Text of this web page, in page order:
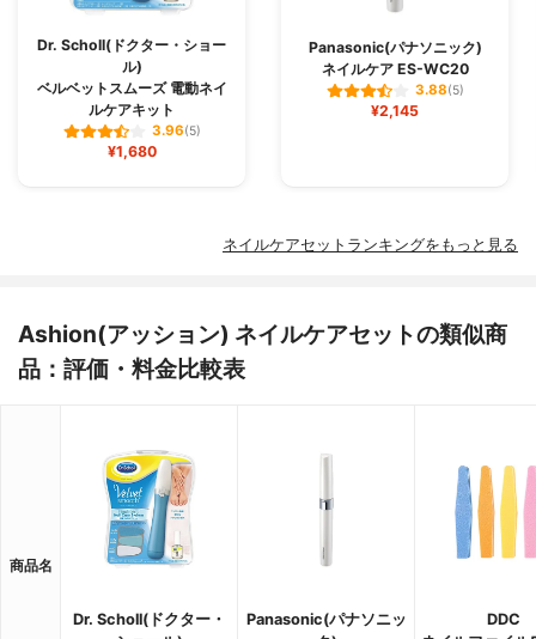
Dr. Scholl(ドクター・ショー
ル)
ベルベットスムーズ 電動ネイ
ルケアキット
3.96(5)
¥1,680
Panasonic(パナソニック)
ネイルケア ES-WC20
3.88(5)
¥2,145
ネイルケアセットランキングをもっと見る
Ashion(アッション) ネイルケアセットの類似商
品：評価・料金比較表
商品名
Dr. Scholl(ドクター・
Panasonic(パナソニッ
DDC